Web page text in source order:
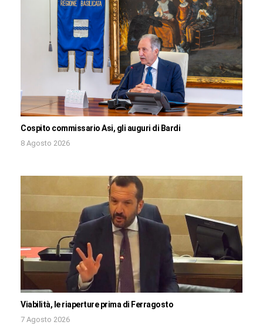
Cospito commissario Asi, gli auguri di Bardi
8 Agosto 2026
Viabilità, le riaperture prima di Ferragosto
7 Agosto 2026